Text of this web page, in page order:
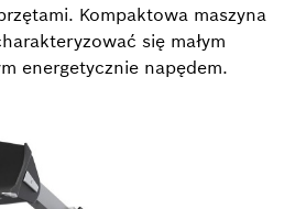
Kompaktowa maszyna
się małym
energetycznie napędem.